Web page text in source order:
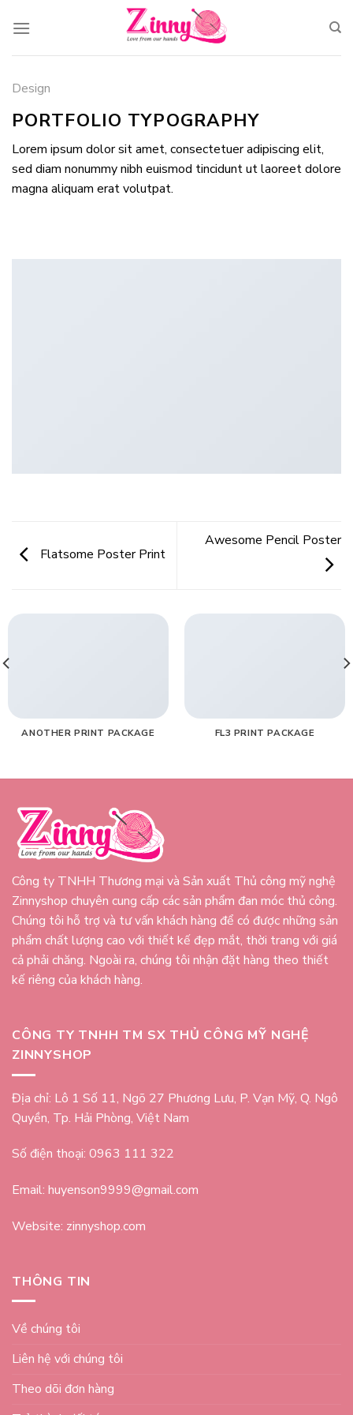
Design
PORTFOLIO TYPOGRAPHY
Lorem ipsum dolor sit amet, consectetuer adipiscing elit,
sed diam nonummy nibh euismod tincidunt ut laoreet dolore
magna aliquam erat volutpat.
Flatsome Poster Print
Awesome Pencil Poster
ANOTHER PRINT PACKAGE FL3 PRINT PACKAGE
Công ty TNHH Thương mại và Sản xuất Thủ công mỹ nghệ
Zinnyshop chuyên cung cấp các sản phẩm đan móc thủ công.
Chúng tôi hỗ trợ và tư vấn khách hàng để có được những sản
phẩm chất lượng cao với thiết kế đẹp mắt, thời trang với giá
cả phải chăng. Ngoài ra, chúng tôi nhận đặt hàng theo thiết
kế riêng của khách hàng.
CÔNG TY TNHH TM SX THỦ CÔNG MỸ NGHỆ
ZINNYSHOP
Địa chỉ: Lô 1 Số 11, Ngõ 27 Phương Lưu, P. Vạn Mỹ, Q. Ngô
Quyền, Tp. Hải Phòng, Việt Nam
Số điện thoại: 0963 111 322
Email: huyenson9999@gmail.com
Website: zinnyshop.com
THÔNG TIN
Về chúng tôi
Liên hệ với chúng tôi
Theo dõi đơn hàng